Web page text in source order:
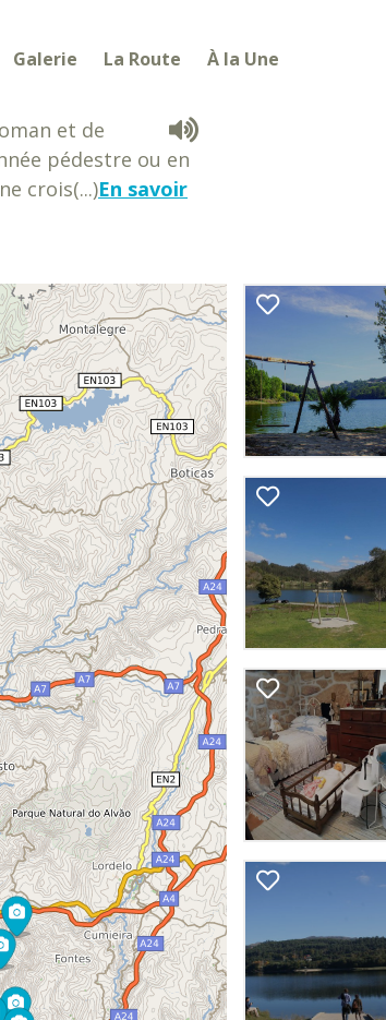
Galerie La Route À la Une
et de
pédestre ou en
crois(...)En savoir